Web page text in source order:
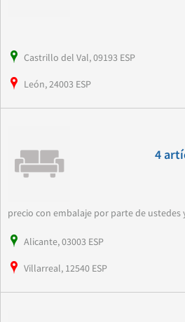
Castrillo del Val, 09193 ESP
León, 24003 ESP
4
precio con embalaje por parte de ustedes
Alicante, 03003 ESP
Villarreal, 12540 ESP